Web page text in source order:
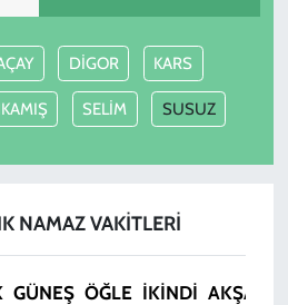
DİGOR KARS
SELİM SUSUZ
NAMAZ VAKITLERI
GÜNEŞ ÖĞLE İKINDI AKŞAM